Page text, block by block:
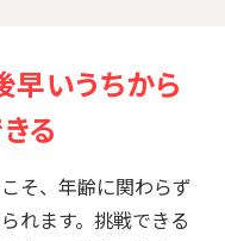
早いうちから
る
そ、年齢に関わらず
れます。挑戦できる